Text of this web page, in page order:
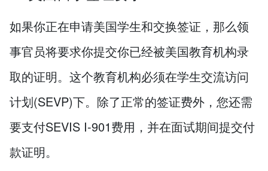
如果你正在申请美国学生和交换签证，那么领
事官员将要求你提交你已经被美国教育机构录
取的证明。这个教育机构必须在学生交流访问
计划(SEVP)下。除了正常的签证费外，您还需
要支付SEVIS I-901费用，并在面试期间提交付
款证明。